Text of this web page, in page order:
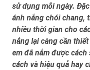
sử dụng mỗi ngày.
ánh nắng chói chang,
nhiều thời gian cho
nắng lại càng cần
em đã nắm được
cách và hiệu quả hay